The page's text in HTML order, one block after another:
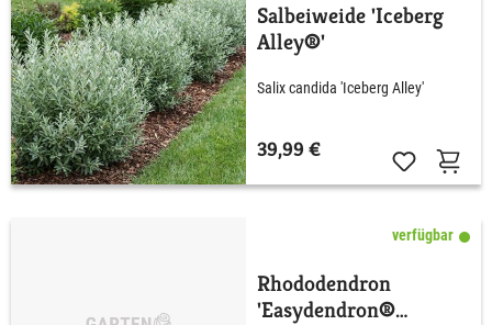
Salbeiweide 'Iceberg
Alley®'
Salix candida 'Iceberg Alley'
39,99 €
verfügbar
Rhododendron
'Easydendron®